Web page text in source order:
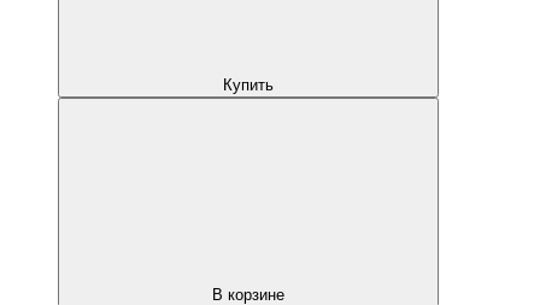
Купить
В корзине